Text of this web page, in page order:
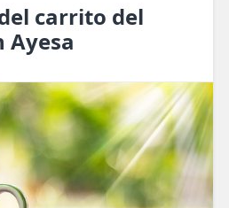
carrito del
Ayesa